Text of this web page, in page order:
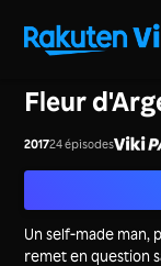
Fleur
201724 épisodes
Un self-made man,
remet en question